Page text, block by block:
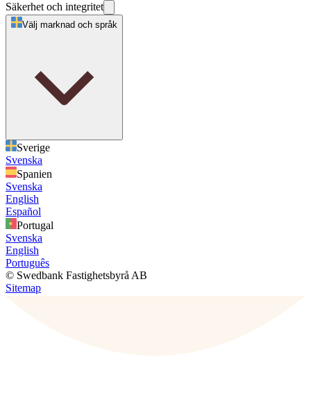
Säkerhet och integritet
Välj marknad och språk
Sverige
Svenska
Spanien
Svenska
English
Español
Portugal
Svenska
English
Português
© Swedbank Fastighetsbyrå AB
Sitemap